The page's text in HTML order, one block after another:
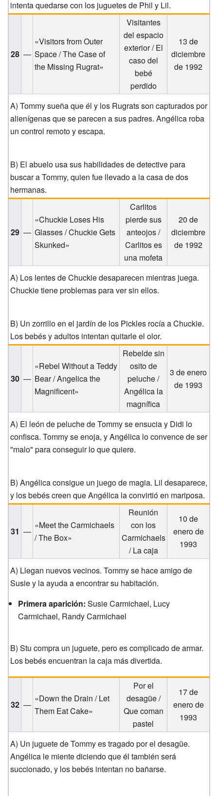
intenta quedarse con los juguetes de Phil y Lil.
28 —
«Visitors from Outer
Space / The Case of
the Missing Rugrat»
Visitantes
del espacio
exterior / El
caso del
bebé
perdido
13 de
diciembre
de 1992
A) Tommy sueña que él y los Rugrats son capturados por
alienígenas que se parecen a sus padres. Angélica roba
un control remoto y escapa.
B) El abuelo usa sus habilidades de detective para
buscar a Tommy, quien fue llevado a la casa de dos
hermanas.
29 —
«Chuckie Loses His
Glasses / Chuckie Gets
Skunked»
Carlitos
pierde sus
anteojos /
Carlitos es
una mofeta
20 de
diciembre
de 1992
A) Los lentes de Chuckie desaparecen mientras juega.
Chuckie tiene problemas para ver sin ellos.
B) Un zorrillo en el jardín de los Pickles rocía a Chuckie.
Los bebés y adultos intentan quitarle el olor.
30 —
«Rebel Without a Teddy
Bear / Angelica the
Magnificent»
Rebelde sin
osito de
peluche /
Angélica la
magnífica
3 de enero
de 1993
A) El león de peluche de Tommy se ensucia y Didi lo
confisca. Tommy se enoja, y Angélica lo convence de ser
"malo" para conseguir lo que quiere.
B) Angélica consigue un juego de magia. Lil desaparece,
y los bebés creen que Angélica la convirtió en mariposa.
31 —
«Meet the Carmichaels
/ The Box»
Reunión
con los
Carmichaels
/ La caja
10 de
enero de
1993
A) Llegan nuevos vecinos. Tommy se hace amigo de
Susie y la ayuda a encontrar su habitación.
Primera aparición: Susie Carmichael, Lucy
Carmichael, Randy Carmichael
B) Stu compra un juguete, pero es complicado de armar.
Los bebés encuentran la caja más divertida.
32 —
«Down the Drain / Let
Them Eat Cake»
Por el
desagüe /
Que coman
pastel
17 de
enero de
1993
A) Un juguete de Tommy es tragado por el desagüe.
Angélica le miente diciendo que él también será
succionado, y los bebés intentan no bañarse.